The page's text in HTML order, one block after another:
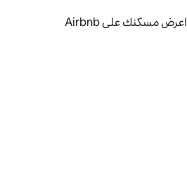
اعرض مسكنك على Airbnb